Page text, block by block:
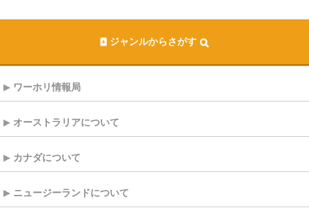
ジャンルからさがす
ワーホリ情報局
オーストラリアについて
カナダについて
ニュージーランドについて